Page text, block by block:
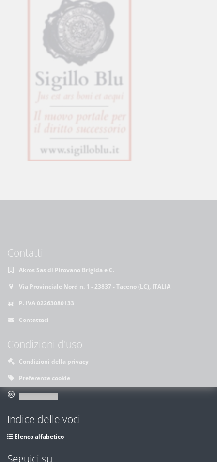
Contatti
Akros Sas di Pirovano Brigida e C.
Via Provinciale Nord n. 1 - 23837 - Taceno (LC), ITALIA
P. IVA 02263080133
Contattaci
Condizioni d'uso
Condizioni della privacy
Preferenze cookie
Indice delle voci
Elenco alfabetico
Seguici su